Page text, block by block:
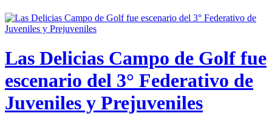
Las Delicias Campo de Golf fue
escenario del 3° Federativo de
Juveniles y Prejuveniles